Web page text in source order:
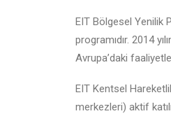
EIT Bölgesel Yenilik
programıdır. 2014
Avrupa’daki
EIT Kentsel
merkezleri) aktif